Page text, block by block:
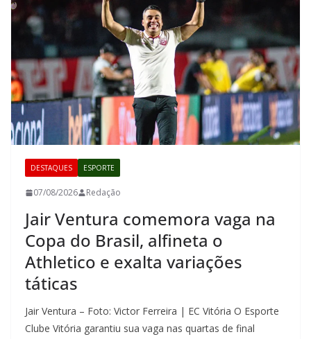
DESTAQUES ESPORTE
07/08/2026 Redação
Jair Ventura comemora vaga na
Copa do Brasil, alfineta o
Athletico e exalta variações
táticas
Jair Ventura – Foto: Victor Ferreira | EC Vitória O Esporte
Clube Vitória garantiu sua vaga nas quartas de final